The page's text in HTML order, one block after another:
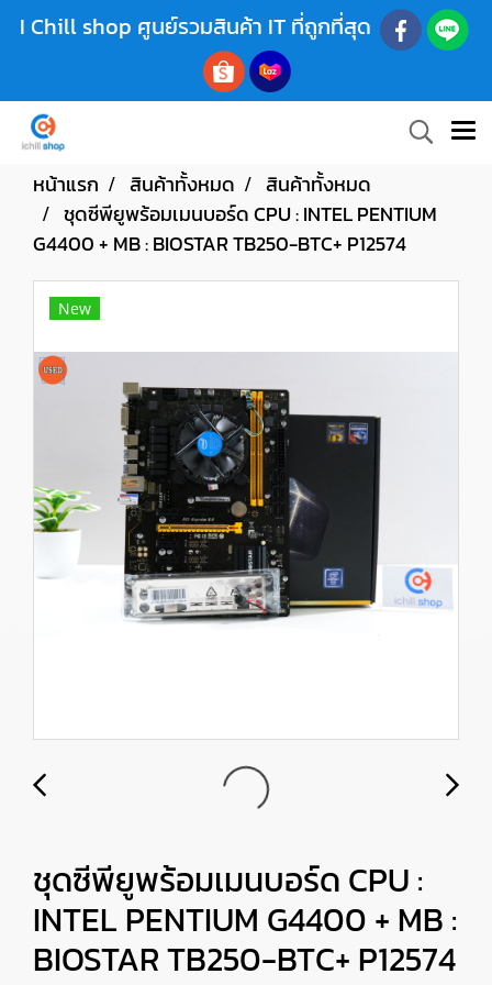
I Chill shop ศูนย์รวมสินค้า IT ที่ถูกที่สุด
หน้าแรก สินค้าทั้งหมด
สินค้าทั้งหมด
ชุดซีพียูพร้อมเมนบอร์ด CPU : INTEL PENTIUM
G4400 + MB : BIOSTAR TB250-BTC+ P12574
New
ชุดซีพียูพร้อมเมนบอร์ด CPU :
INTEL PENTIUM G4400 + MB :
BIOSTAR TB250-BTC+ P12574